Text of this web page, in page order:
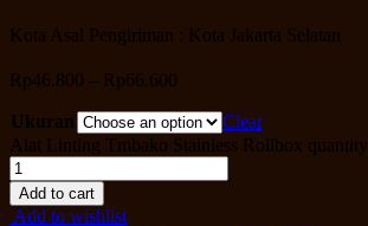
Kota Asal Pengiriman : Kota Jakarta Selatan
Rp46.800 – Rp66.600
Ukuran
Clear
Alat Linting Tmbako Stainless Rollbox quantity
Add to cart
Add to wishlist